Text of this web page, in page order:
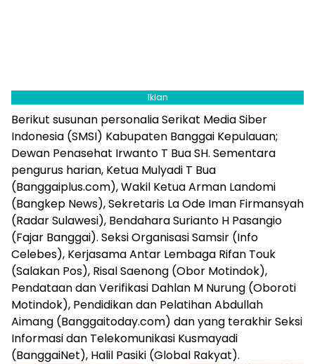
Iklan
Berikut susunan personalia Serikat Media Siber
Indonesia (SMSI) Kabupaten Banggai Kepulauan;
Dewan Penasehat Irwanto T Bua SH. Sementara
pengurus harian, Ketua Mulyadi T Bua
(Banggaiplus.com), Wakil Ketua Arman Landomi
(Bangkep News), Sekretaris La Ode Iman Firmansyah
(Radar Sulawesi), Bendahara Surianto H Pasangio
(Fajar Banggai). Seksi Organisasi Samsir (Info
Celebes), Kerjasama Antar Lembaga Rifan Touk
(Salakan Pos), Risal Saenong (Obor Motindok),
Pendataan dan Verifikasi Dahlan M Nurung (Oboroti
Motindok), Pendidikan dan Pelatihan Abdullah
Aimang (Banggaitoday.com) dan yang terakhir Seksi
Informasi dan Telekomunikasi Kusmayadi
(BanggaiNet), Halil Pasiki (Global Rakyat).